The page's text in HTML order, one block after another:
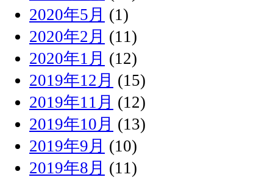
2020年5月 (1)
2020年2月 (11)
2020年1月 (12)
2019年12月 (15)
2019年11月 (12)
2019年10月 (13)
2019年9月 (10)
2019年8月 (11)